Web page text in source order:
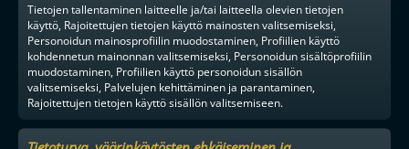
Tietojen tallentaminen laitteelle ja/tai laitteella olevien tietojen
käyttö, Rajoitettujen tietojen käyttö mainosten valitsemiseksi,
Personoidun mainosprofiilin muodostaminen, Profiilien käyttö
kohdennetun mainonnan valitsemiseksi, Personoidun sisältöprofiilin
muodostaminen, Profiilien käyttö personoidun sisällön
valitsemiseksi, Palvelujen kehittäminen ja parantaminen,
Rajoitettujen tietojen käyttö sisällön valitsemiseen.